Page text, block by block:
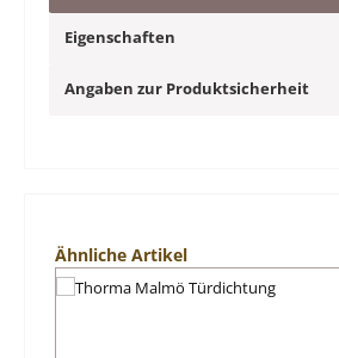
Eigenschaften
Angaben zur Produktsicherheit
Produktgalerie überspringen
Ähnliche Artikel